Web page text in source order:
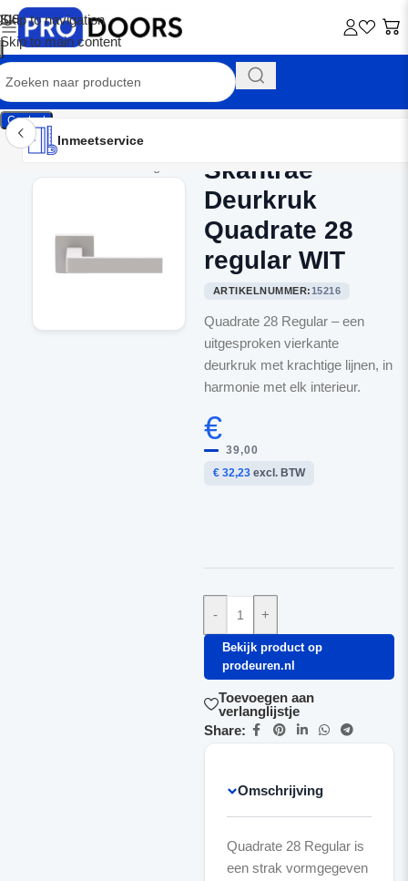
Skip to navigation
Skip to main content
Contact
Inmeetservice
Montageservice
Advies op maat
Showroom
Inmeetservice
Skantrae
Deurkruk
Quadrate 28
regular WIT
ARTIKELNUMMER:15216
Quadrate 28 Regular – een
uitgesproken vierkante
deurkruk met krachtige lijnen, in
harmonie met elk interieur.
€
39,00
€ 32,23excl. BTW
- +
Bekijk product op
prodeuren.nl
Toevoegen aan
verlanglijstje
Share:
Omschrijving
Quadrate 28 Regular is
een strak vormgegeven